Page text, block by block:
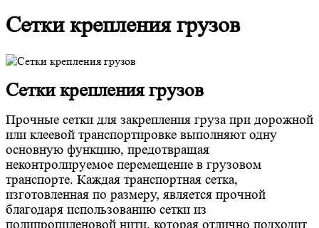
Сетки крепления грузов
Сетки крепления грузов
Прочные сетки для закрепления груза при дорожной
или клеевой транспортировке выполняют одну
основную функцию, предотвращая
неконтролируемое перемещение в грузовом
транспорте. Каждая транспортная сетка,
изготовленная по размеру, является прочной
благодаря использованию сетки из
полипропиленовой нити, которая отлично подходит